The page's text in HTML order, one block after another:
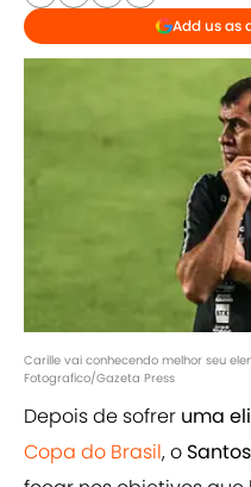
Add us as
Carille vai conhecendo melhor seu
Fotografico/Gazeta Press
Depois de sofrer uma
Copa do Brasil, o Santos